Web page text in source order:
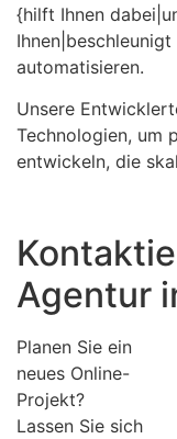
{hilft Ihnen
automatisieren.
Unsere
Technologien, um
entwickeln, die
Agentur
Planen Sie ein
neues Online-
Projekt?
Lassen Sie sich